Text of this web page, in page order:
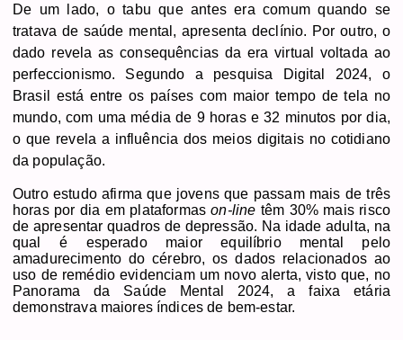
De um lado, o tabu que antes era comum quando se
tratava de saúde mental, apresenta declínio. Por outro, o
dado revela as consequências da era virtual voltada ao
perfeccionismo. Segundo a pesquisa Digital 2024, o
Brasil está entre os países com maior tempo de tela no
mundo, com uma média de 9 horas e 32 minutos por dia,
o que revela a influência dos meios digitais no cotidiano
da população.
Outro estudo afirma que jovens que passam mais de três
horas por dia em plataformason-line têm 30% mais risco
de apresentar quadros de depressão. Na idade adulta, na
qual é esperado maior equilíbrio mental pelo
amadurecimento do cérebro, os dados relacionados ao
uso de remédio evidenciam um novo alerta, visto que, no
Panorama da Saúde Mental 2024, a faixa etária
demonstrava maiores índices de bem-estar.